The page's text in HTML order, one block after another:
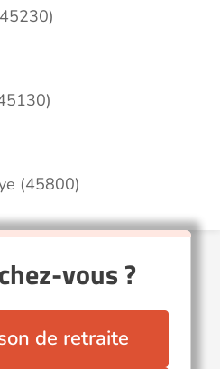
(45800)
vous ?
de retraite